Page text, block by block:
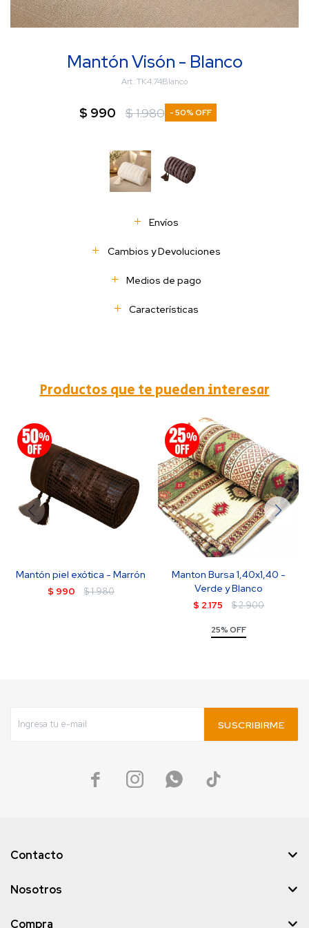
Mantón Visón - Blanco
TK4.74Blanco
$ 990 $1.980 50
Envíos
Cambios y Devoluciones
Medios de pago
Características
Productos que te pueden interesar
Mantón piel exótica - Marrón
$ 990 $1.980
Manton Bursa 1,40x1,40 -
Verde y Blanco
$ 2.175 $2.900
25% OFF
SUSCRIBIRME
   
Contacto
Nosotros
Compra